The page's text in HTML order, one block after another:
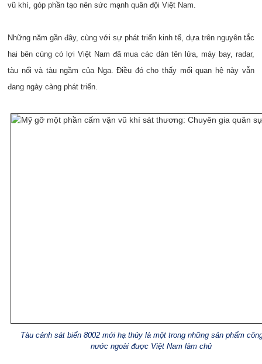
vũ khí, góp phần tạo nên sức mạnh quân đội Việt Nam.
Những năm gần đây, cùng với sự phát triển kinh tế, dựa trên nguyên tắc
hai bên cùng có lợi Việt Nam đã mua các dàn tên lửa, máy bay, radar,
tàu nổi và tàu ngầm của Nga. Điều đó cho thấy mối quan hệ này vẫn
đang ngày càng phát triển.
Tàu cảnh sát biển 8002 mới hạ thủy là một trong những sản phẩm
nước ngoài được Việt Nam làm chủ